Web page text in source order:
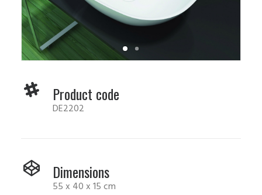
Product code
DE2202
Dimensions
55 x 40 x 15 cm